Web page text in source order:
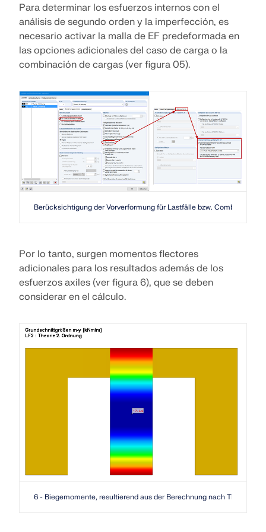
ZONAS DE CARGA
Productos anteriores
Para determinar los esfuerzos internos con el
análisis de segundo orden y la imperfección, es
necesario activar la malla de EF predeformada en
las opciones adicionales del caso de carga o la
combinación de cargas (ver figura 05).
Berücksichtigung der Vorverformung für Lastfälle bzw.
Por lo tanto, surgen momentos flectores
adicionales para los resultados además de los
esfuerzos axiles (ver figura 6), que se deben
considerar en el cálculo.
6 - Biegemomente, resultierend aus der Berechnung nach Theorie 2.